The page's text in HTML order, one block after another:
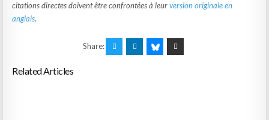
citations directes doivent être confrontées à leurversion originale en
anglais.
Share:
Related Articles